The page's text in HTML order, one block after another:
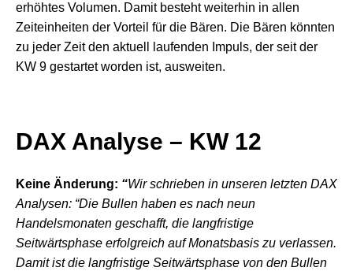
erhöhtes Volumen. Damit besteht weiterhin in allen
Zeiteinheiten der Vorteil für die Bären. Die Bären könnten
zu jeder Zeit den aktuell laufenden Impuls, der seit der
KW 9 gestartet worden ist, ausweiten.
DAX Analyse – KW 12
Keine Änderung: “Wir schrieben in unseren letzten DAX
Analysen: “Die Bullen haben es nach neun
Handelsmonaten geschafft, die langfristige
Seitwärtsphase erfolgreich auf Monatsbasis zu verlassen.
Damit ist die langfristige Seitwärtsphase von den Bullen